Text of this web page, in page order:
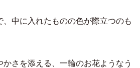
中に入れたものの色が際立つのも
かさを添える、一輪のお花ようなう